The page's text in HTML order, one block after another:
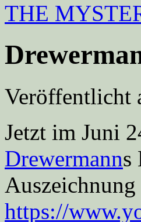
THE
Veröffentlicht
Jetzt im Juni
Drewermanns
https://